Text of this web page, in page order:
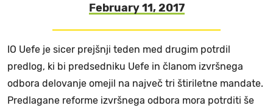
February 11, 2017
IO Uefe je sicer prejšnji teden med drugim potrdil
predlog, ki bi predsedniku Uefe in članom izvršnega
odbora delovanje omejil na največ tri štiriletne mandate.
Predlagane reforme izvršnega odbora mora potrditi še